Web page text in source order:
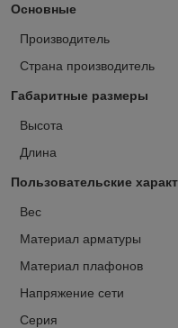
Основные
Производитель
Страна производитель
Габаритные размеры
Высота
Длина
Пользовательские
Вес
Материал арматуры
Материал плафонов
Напряжение сети
Серия